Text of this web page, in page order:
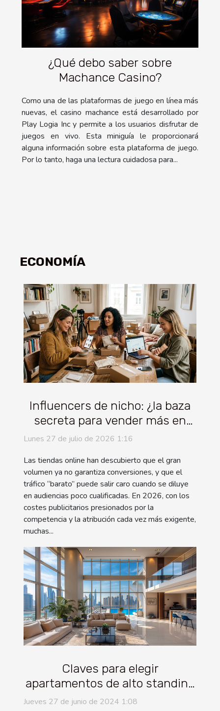
¿Qué debo saber sobre
Machance Casino?
Como una de las plataformas de juego en línea más
nuevas, el casino machance está desarrollado por
Play Logia Inc y permite a los usuarios disfrutar de
juegos en vivo. Esta miniguía le proporcionará
alguna información sobre esta plataforma de juego.
Por lo tanto, haga una lectura cuidadosa para...
ECONOMÍA
Influencers de nicho: ¿la baza
secreta para vender más en
tiendas online?
Lunes 27 de julio de 2026 1:16
Las tiendas online han descubierto que el gran
volumen ya no garantiza conversiones, y que el
tráfico “barato” puede salir caro cuando se diluye
en audiencias poco cualificadas. En 2026, con los
costes publicitarios presionados por la
competencia y la atribución cada vez más exigente,
muchas...
Claves para elegir
apartamentos de alto standing
en zonas exclusivas
Jueves 27 de junio de 2024 1:08